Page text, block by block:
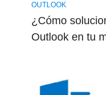
OUTLOOK
¿Cómo
Outlook en tu